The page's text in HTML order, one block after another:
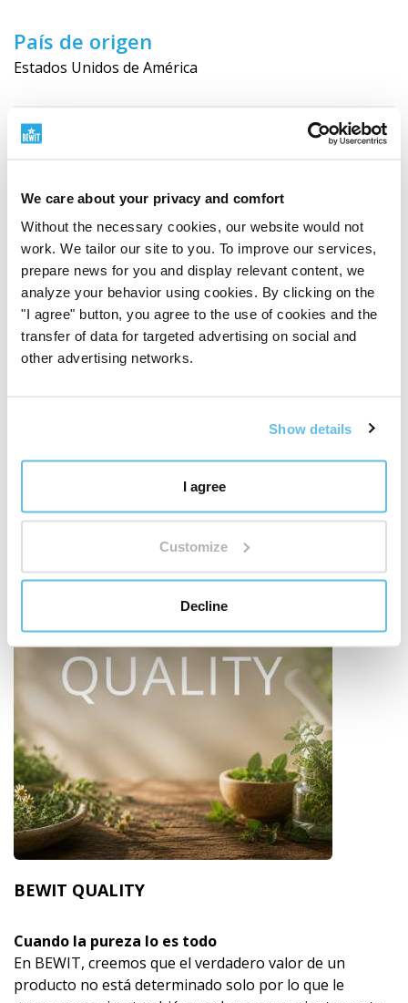
We care about your privacy and comfort
Without the necessary cookies, our website would not
work. We tailor our site to you. To improve our services,
prepare news for you and display relevant content, we
analyze your behavior using cookies. By clicking on the
"I agree" button, you agree to the use of cookies and the
transfer of data for targeted advertising on social and
other advertising networks.
Show details
I agree
Customize
Decline
País de origen
Estados Unidos de América
100% pure and natural
Elaborado exclusivamente con ingredientes puros y
naturales, sin aditivos innecesarios ni componentes
sintéticos.
BEWIT QUALITY
Cuando la pureza lo es todo
En BEWIT, creemos que el verdadero valor de un
producto no está determinado solo por lo que le